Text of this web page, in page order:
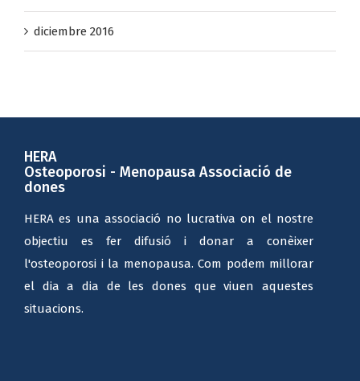
diciembre 2016
HERA
Osteoporosi - Menopausa Associació de
dones
HERA es una associació no lucrativa on el nostre
objectiu es fer difusió i donar a conèixer
l'osteoporosi i la menopausa. Com podem millorar
el dia a dia de les dones que viuen aquestes
situacions.